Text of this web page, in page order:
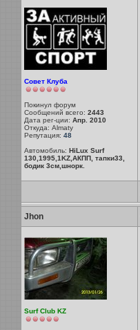
Совет Клуба
Покинул форум
Сообщений всего: 2443
Дата рег-ции: Апр. 2010
Откуда: Almaty
Репутация: 48
Автомобиль: HiLux Surf
130,1995,1KZ,АКПП, тапки33,
бодик 3см,шнорк.
Jhon
Surf Club KZ